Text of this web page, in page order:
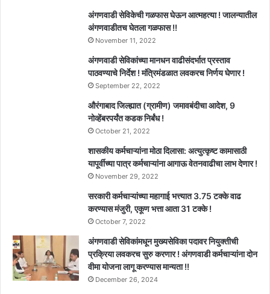
अंगणवाडी सेविकेची गळफास घेऊन आत्महत्या ! जालन्यातील
अंगणवाडीतच घेतला गळफास !!
November 11, 2022
अंगणवाडी सेविकांच्या मानधन वाढीसंदर्भात प्रस्ताव
पाठवण्याचे निर्देश ! मंत्रिमंडळात लवकरच निर्णय घेणार !
September 22, 2022
औरंगाबाद जिल्ह्यात (ग्रामीण) जमावबंदीचा आदेश, 9
नोव्हेंबरपर्यंत कडक निर्बंध !
October 21, 2022
शासकीय कर्मचाऱ्यांना मोठा दिलासा: अत्युत्कृष्ट कामासाठी
यापूर्वीच्या पात्र कर्मचाऱ्यांना आगाऊ वेतनवाढीचा लाभ देणार !
November 29, 2022
सरकारी कर्मचाऱ्यांच्या महागाई भत्त्यात 3.75 टक्के वाढ
करण्यास मंजुरी, एकूण भत्ता आता 31 टक्के !
October 7, 2022
अंगणवाडी सेविकांमधून मुख्यसेविका पदावर नियुक्तीची
प्रक्रिया लवकरच सुरु करणार ! अंगणवाडी कर्मचाऱ्यांना दोन
वीमा योजना लागू करण्यास मान्यता !!
December 26, 2024